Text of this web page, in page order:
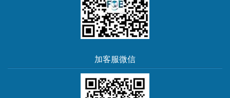
加客服微信